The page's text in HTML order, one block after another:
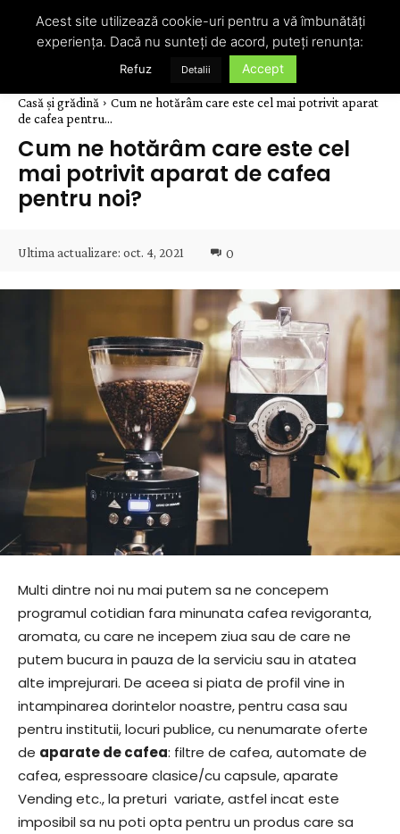
Casă și grădină
Cum ne hotărâm care este cel mai potrivit aparat
de cafea pentru...
Cum ne hotărâm care este cel
mai potrivit aparat de cafea
pentru noi?
Ultima actualizare: oct. 4, 2021 0
Multi dintre noi nu mai putem sa ne concepem
programul cotidian fara minunata cafea revigoranta,
aromata, cu care ne incepem ziua sau de care ne
putem bucura in pauza de la serviciu sau in atatea
alte imprejurari. De aceea si piata de profil vine in
intampinarea dorintelor noastre, pentru casa sau
pentru institutii, locuri publice, cu nenumarate oferte
de aparate de cafea: filtre de cafea, automate de
cafea, espressoare clasice/cu capsule, aparate
Vending etc., la preturi variate, astfel incat este
imposibil sa nu poti opta pentru un produs care sa
Acest site utilizează cookie-uri pentru a vă îmbunătăți
experiența. Dacă nu sunteți de acord, puteți renunța:
Refuz Detalii Accept